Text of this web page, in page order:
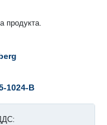
продукта.
1024-B